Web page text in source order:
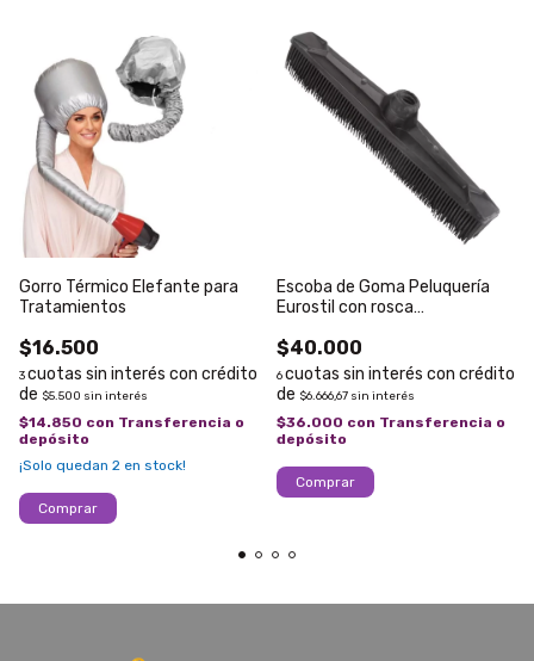
Gorro Térmico Elefante para
Tratamientos
$16.500
3
$5.500 sin interés
$14.850 con Transferencia o
depósito
¡Solo quedan 2 en stock!
Escoba de Goma Peluquería
Eurostil con rosca
$40.000
6
$6.666,67 sin interés
$36.000 con Transferencia o
depósito